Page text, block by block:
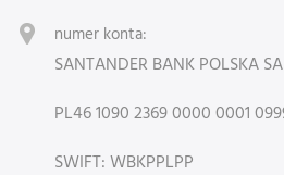
numer konta:
SANTANDER BANK POLSKA SA
PL46 1090 2369 0000 0001
SWIFT: WBKPPLPP